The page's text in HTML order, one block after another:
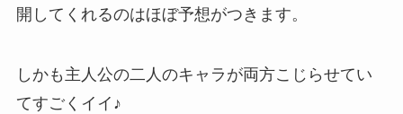
開してくれるのはほぼ予想がつきます。
しかも主人公の二人のキャラが両方こじらせてい
てすごくイイ♪